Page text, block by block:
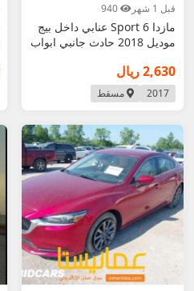
قبل 1 شهر
مازدا 6 Sport عنابي داخل بيج
موديل 2018 حادث جانبي ابواب
2,630 ريال
2017 مسقط